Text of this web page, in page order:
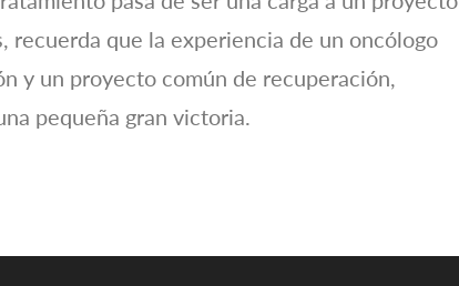
recuerda que la experiencia de un oncólogo
y un proyecto común de recuperación,
pequeña gran victoria.